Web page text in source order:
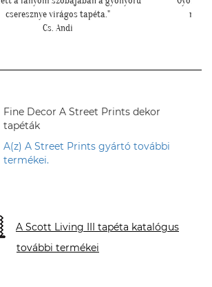
tényleg könnyű volt feltenni, magas
minőségüknek köszönhetően!""
Fine Decor A Street Prints dekor
tapéták
A(z) A Street Prints gyártó további
termékei.
A Scott Living III tapéta katalógus
további termékei